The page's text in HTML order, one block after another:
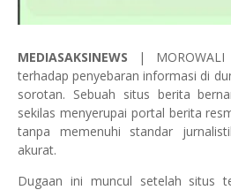
MEDIASAKSINEWS | MOROWALI
terhadap penyebaran informasi di
sorotan. Sebuah situs berita
sekilas menyerupai portal berita
tanpa memenuhi standar
akurat.
Dugaan ini muncul setelah situs